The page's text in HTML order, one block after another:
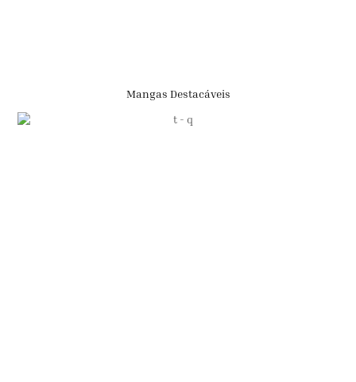
Mangas Destacáveis